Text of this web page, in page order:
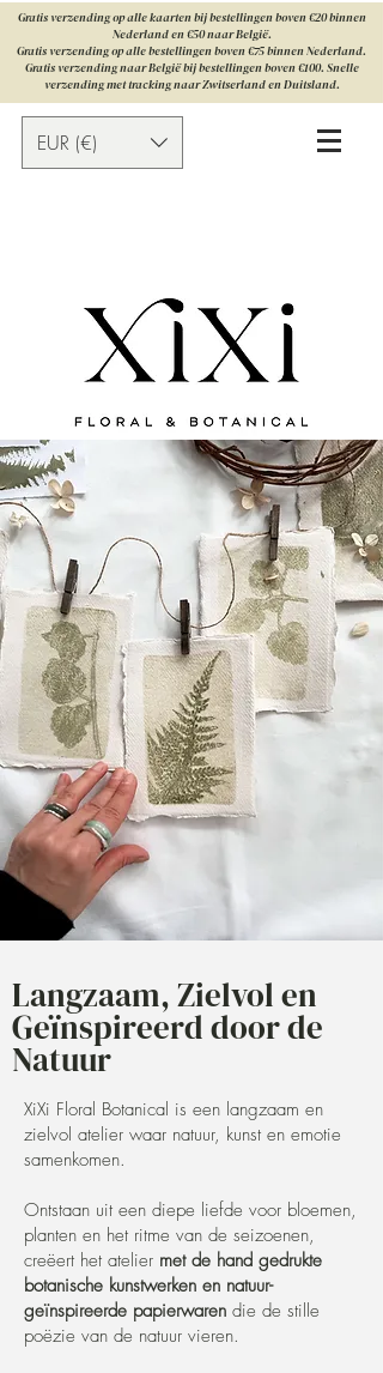
Gratis verzending op alle kaarten bij bestellingen boven €20 binnen
Nederland en €50 naar België.
Gratis verzending op alle bestellingen boven €75 binnen Nederland.
Gratis verzending naar België bij bestellingen boven €100. Snelle
verzending met tracking naar Zwitserland en Duitsland.
EUR (€)
Langzaam, Zielvol en
Geïnspireerd door de
Natuur
XiXi Floral Botanical is een langzaam en
zielvol atelier waar natuur, kunst en emotie
samenkomen.
Ontstaan uit een diepe liefde voor bloemen,
planten en het ritme van de seizoenen,
creëert het atelier met de hand gedrukte
botanische kunstwerken en natuur-
geïnspireerde papierwaren die de stille
poëzie van de natuur vieren.